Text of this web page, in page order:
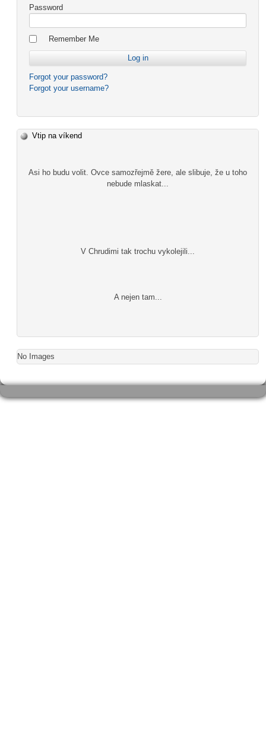
Password
Remember Me
Forgot your password?
Forgot your username?
Vtip na víkend
Asi ho budu volit. Ovce samozřejmě žere, ale slibuje, že u toho
nebude mlaskat...
V Chrudimi tak trochu vykolejili...
A nejen tam...
No Images